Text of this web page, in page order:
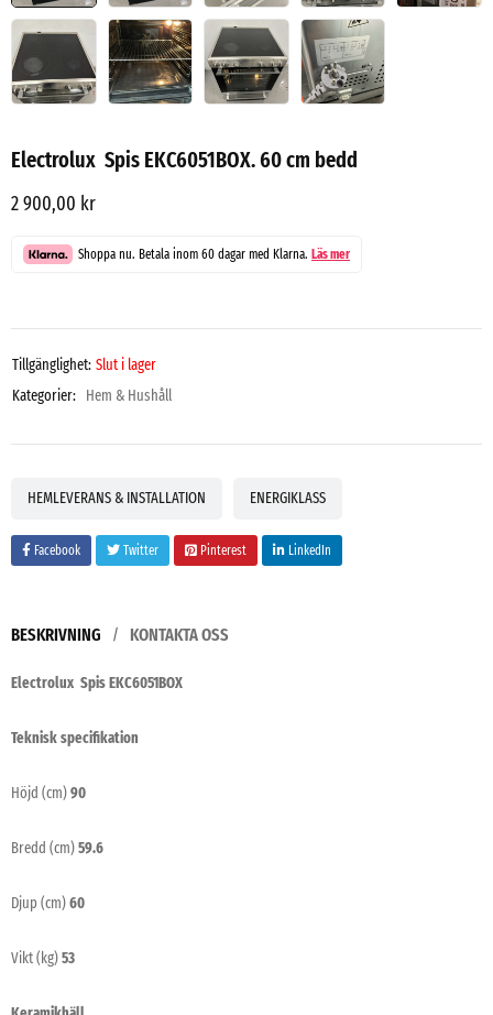
Electrolux Spis EKC6051BOX. 60 cm bedd
2 900,00 kr
Shoppa nu. Betala inom 60 dagar med Klarna. Läs mer
Tillgänglighet: Slut i lager
Kategorier: Hem & Hushåll
HEMLEVERANS & INSTALLATION ENERGIKLASS
Facebook Twitter Pinterest LinkedIn
BESKRIVNING KONTAKTA OSS
Electrolux Spis EKC6051BOX
Teknisk specifikation
Höjd (cm)90
Bredd (cm)59.6
Djup (cm)60
Vikt (kg)53